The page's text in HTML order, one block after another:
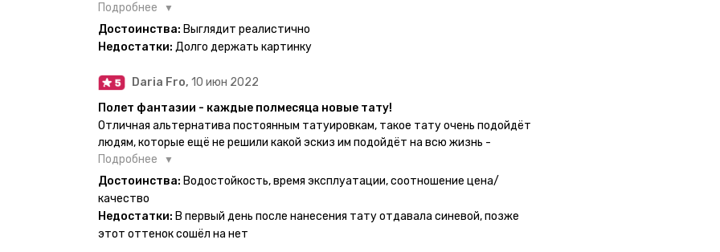
есть такая возможность. Муж смог сделать тату в нескольких местах одной
картинкой).
Подробнее
Достоинства: Выглядит реалистично
Недостатки: Долго держать картинку
Daria Fro, 10 июн 2022
Полет фантазии - каждые полмесяца новые тату!
Отличная альтернатива постоянным татуировкам, такое тату очень подойдёт
людям, которые ещё не решили какой эскиз им подойдёт на всю жизнь -
продукт еверинк держится на теле до 2 недель - после нанесения не нужно
бояться мочить такие тату, вода их так просто не смоет. К рисункам
прикладывается инструкция, но я предпочла другой способ нанесения -
оставила наклейку на теле на ночь, чтобы точно перестраховаться - на утро
эффект сразу же проявился. На неподвижных частях тела тату носится
Подробнее
Достоинства: Водостойкость, время эксплуатации, соотношение цена/
качество
Недостатки: В первый день после нанесения тату отдавала синевой, позже
этот оттенок сошёл на нет